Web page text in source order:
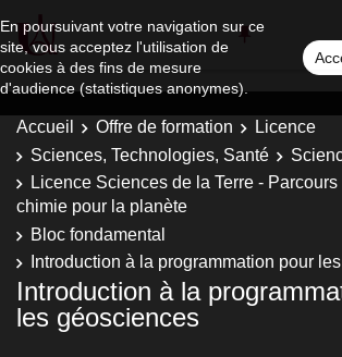
En poursuivant votre navigation sur ce
site, vous acceptez l'utilisation de
cookies à des fins de mesure
d'audience (statistiques anonymes).
Accueil Offre de formation
Licence
Sciences, Technologies, Santé
Licence Sciences de la Terre -
chimie pour la planète
Bloc fondamental
Introduction à la programmation pour
Introduction à la
les géosciences